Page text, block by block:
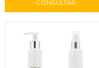
Cleanser